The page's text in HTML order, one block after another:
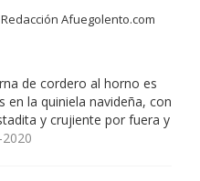
Redacción Afuegolento.com
de cordero al horno es
en la quiniela navideña, con
y crujiente por fuera y